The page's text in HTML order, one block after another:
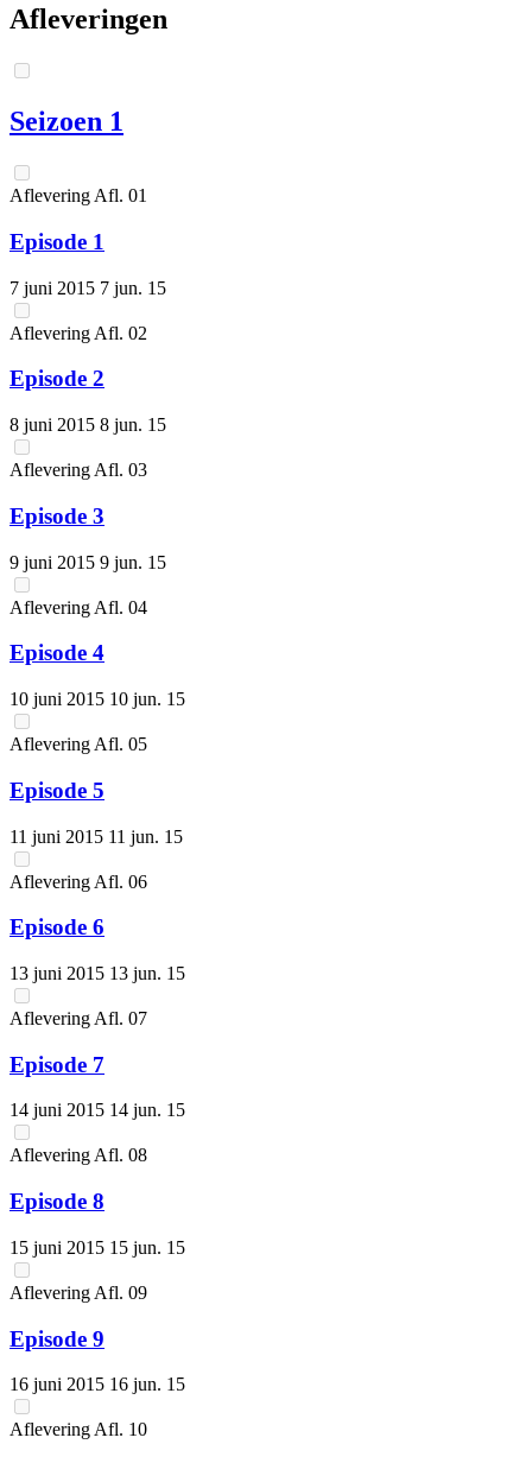
Afleveringen
Seizoen 1
Aflevering Afl. 01
Episode 1
7 juni 2015 7 jun. 15
Aflevering Afl. 02
Episode 2
8 juni 2015 8 jun. 15
Aflevering Afl. 03
Episode 3
9 juni 2015 9 jun. 15
Aflevering Afl. 04
Episode 4
10 juni 2015 10 jun. 15
Aflevering Afl. 05
Episode 5
11 juni 2015 11 jun. 15
Aflevering Afl. 06
Episode 6
13 juni 2015 13 jun. 15
Aflevering Afl. 07
Episode 7
14 juni 2015 14 jun. 15
Aflevering Afl. 08
Episode 8
15 juni 2015 15 jun. 15
Aflevering Afl. 09
Episode 9
16 juni 2015 16 jun. 15
Aflevering Afl. 10